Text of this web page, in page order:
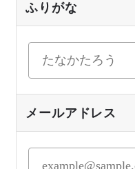
ふりがな
メールアドレス